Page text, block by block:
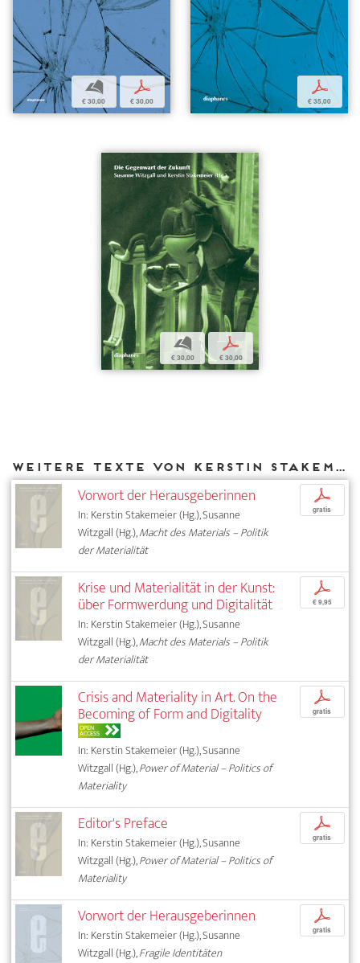
b
€ 30,00
p
€ 30,00
p
€ 35,00
b
€ 30,00
p
€ 30,00
Weitere Texte von Kerstin Stakemeier bei DIAPHANES
Vorwort der Herausgeberinnen
In: Kerstin Stakemeier (Hg.), Susanne
Witzgall (Hg.),Macht des Materials – Politik
der Materialität
p
gratis
Krise und Materialität in der Kunst:
über Formwerdung und Digitalität
In: Kerstin Stakemeier (Hg.), Susanne
Witzgall (Hg.),Macht des Materials – Politik
der Materialität
p
€ 9,95
Crisis and Materiality in Art. On the
Becoming of Form and Digitality
OPEN
ACCESS
In: Kerstin Stakemeier (Hg.), Susanne
Witzgall (Hg.),Power of Material – Politics of
Materiality
p
gratis
Editor's Preface
In: Kerstin Stakemeier (Hg.), Susanne
Witzgall (Hg.),Power of Material – Politics of
Materiality
p
gratis
Vorwort der Herausgeberinnen
In: Kerstin Stakemeier (Hg.), Susanne
Witzgall (Hg.),Fragile Identitäten
p
gratis